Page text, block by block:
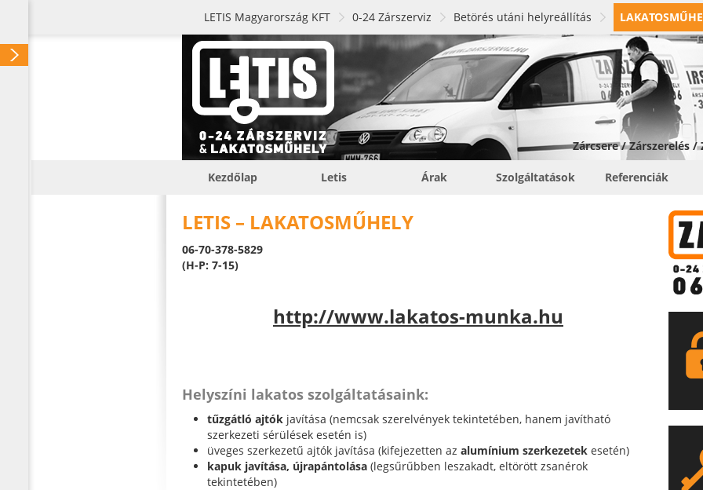
LETIS Magyarország KFT 0-24 Zárszerviz Betörés utáni helyreállítás
Zárcsere / Zárszerelés
Kezdőlap Letis Árak Szolgáltatások Referenciák
LETIS – LAKATOSMŰHELY
06-70-378-5829
(H-P: 7-15)
http://www.lakatos-munka.hu
Helyszíni lakatos szolgáltatásaink:
tűzgátló ajtók javítása (nemcsak szerelvények tekintetében, hanem javítható
szerkezeti sérülések esetén is)
üveges szerkezetű ajtók javítása (kifejezetten az alumínium szerkezetek esetén)
kapuk javítása, újrapántolása (legsűrűbben leszakadt, eltörött zsanérok
tekintetében)